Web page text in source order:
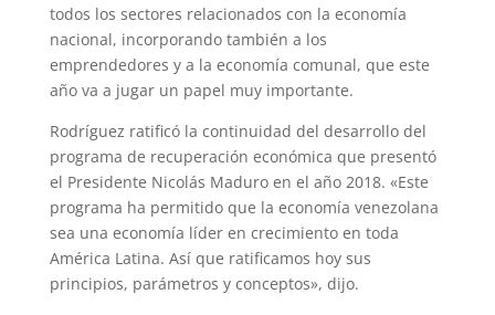
todos los sectores relacionados con la economía
nacional, incorporando también a los
emprendedores y a la economía comunal, que este
año va a jugar un papel muy importante.
Rodríguez ratificó la continuidad del desarrollo del
programa de recuperación económica que presentó
el Presidente Nicolás Maduro en el año 2018. «Este
programa ha permitido que la economía venezolana
sea una economía líder en crecimiento en toda
América Latina. Así que ratificamos hoy sus
principios, parámetros y conceptos», dijo.